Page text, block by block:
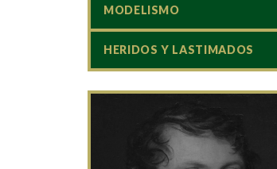
MODELISMO
HERIDOS Y LASTIMADOS